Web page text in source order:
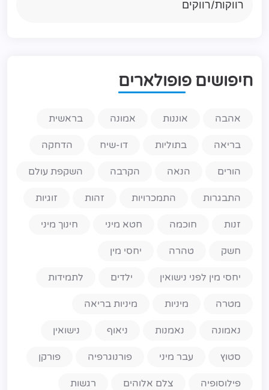
רווקות/רווקים
חיפושים פופולארים
אהבה אוננות אמונה בראשית
בריאה בתוליות דו-שיח הדחקה
הורים הנאה הקרבה השקפת עולם
התבגרות התמכרויות זהות זוגיות
זנות חוכמה חטא מיני חינוך מיני
חשק טהרה יחסי מין
יחסי מין לפני נישואין ילדים לתמידות
מטרה מיניות מיניות בריאה
נאמונה נאמנות ניאוף נישואין
סטוץ עבר מיני פורנוגרפיה פורקן
פילוסופיה צלם אלוהים רגשות